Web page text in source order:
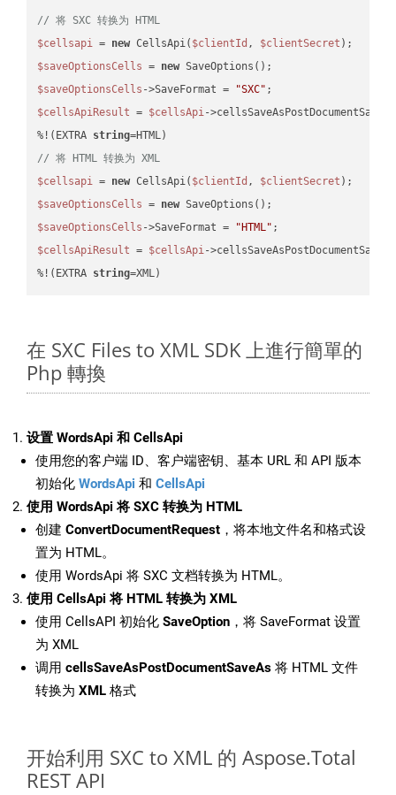
// 将 SXC 转换为 HTML
$cellsapi = new CellsApi( $clientId , $clientSecret
$saveOptionsCells = new
$saveOptionsCells ->SaveFormat = "SXC"
$cellsApiResult = $cellsApi-
%!(EXTRA string
// 将 HTML 转换为 XML
$cellsapi = new CellsApi( $clientId , $clientSecret
$saveOptionsCells = new
$saveOptionsCells ->SaveFormat = "HTML"
$cellsApiResult = $cellsApi-
%!(EXTRA string=XML)
在 SXC Files to XML SDK 上進行簡單的
Php 轉換
设置 WordsApi 和 CellsApi
使用您的客户端 ID、客户端密钥、基本 URL 和 API 版本
初始化 WordsApi 和 CellsApi
使用 WordsApi 将 SXC 转换为 HTML
创建 ConvertDocumentRequest ，将本地文件名和格式设
置为 HTML。
使用 WordsApi 将 SXC 文档转换为 HTML。
使用 CellsApi 将 HTML 转换为 XML
使用 CellsAPI 初始化 SaveOption ，将 SaveFormat 设置
为 XML
调用 cellsSaveAsPostDocumentSaveAs 将 HTML 文件
转换为 XML 格式
开始利用 SXC to XML 的 Aspose.Total
REST API